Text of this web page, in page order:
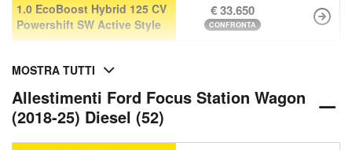
1.0 EcoBoost Hybrid 125 CV
Powershift SW Active Style
€ 33.650
CONFRONTA
MOSTRA TUTTI
Allestimenti Ford Focus Station Wagon
(2018-25) Diesel (52)